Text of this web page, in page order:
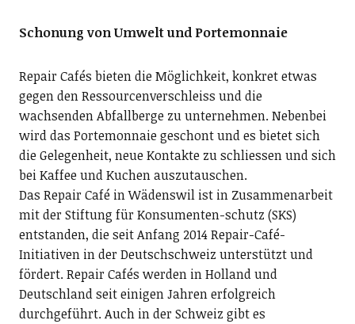
Schonung von Umwelt und Portemonnaie
Repair Cafés bieten die Möglichkeit, konkret etwas
gegen den Ressourcenverschleiss und die
wachsenden Abfallberge zu unternehmen. Nebenbei
wird das Portemonnaie geschont und es bietet sich
die Gelegenheit, neue Kontakte zu schliessen und sich
bei Kaffee und Kuchen auszutauschen.
Das Repair Café in Wädenswil ist in Zusammenarbeit
mit der Stiftung für Konsumenten-schutz (SKS)
entstanden, die seit Anfang 2014 Repair-Café-
Initiativen in der Deutschschweiz unterstützt und
fördert. Repair Cafés werden in Holland und
Deutschland seit einigen Jahren erfolgreich
durchgeführt. Auch in der Schweiz gibt es